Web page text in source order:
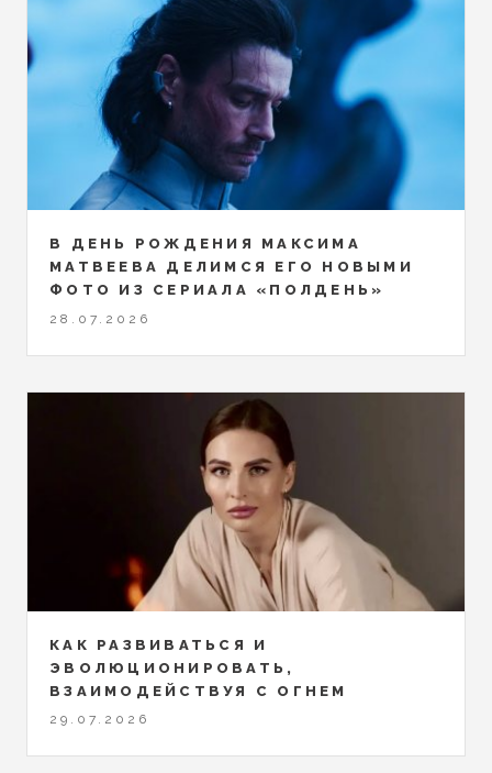
В ДЕНЬ РОЖДЕНИЯ МАКСИМА
МАТВЕЕВА ДЕЛИМСЯ ЕГО НОВЫМИ
ФОТО ИЗ СЕРИАЛА «ПОЛДЕНЬ»
28.07.2026
КАК РАЗВИВАТЬСЯ И
ЭВОЛЮЦИОНИРОВАТЬ,
ВЗАИМОДЕЙСТВУЯ С ОГНЕМ
29.07.2026